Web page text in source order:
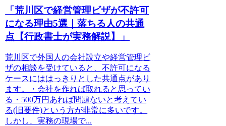
「荒川区で経営管理ビザが不許可
になる理由5選｜落ちる人の共通
点【行政書士が実務解説】」
荒川区で外国人の会社設立や経営管理ビ
ザの相談を受けていると、不許可になる
ケースにははっきりとした共通点があり
ます。・会社を作れば取れると思ってい
る・500万円あれば問題ないと考えてい
る(旧要件)という方が非常に多いです。
しかし、実務の現場で...